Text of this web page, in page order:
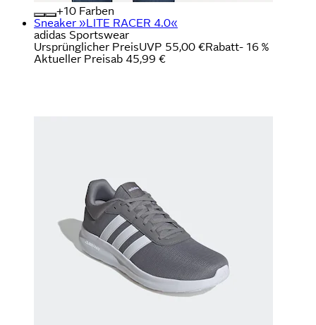
+
Farben
Sneaker »LITE RACER 4.0«
adidas Sportswear
Ursprünglicher PreisUVP 55,00 €Rabatt- 16 %
Aktueller Preisab 45,99 €